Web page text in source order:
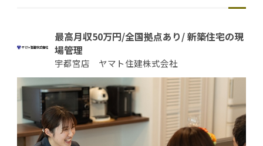
最高月収50万円/全国拠点あり/ 新築住宅の現
場管理
宇都宮店 ヤマト住建株式会社